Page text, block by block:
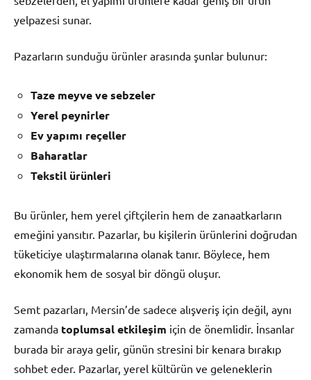
yelpazesi sunar.
Pazarların sunduğu ürünler arasında şunlar bulunur:
Taze meyve ve sebzeler
Yerel peynirler
Ev yapımı reçeller
Baharatlar
Tekstil ürünleri
Bu ürünler, hem yerel çiftçilerin hem de zanaatkarların
emeğini yansıtır. Pazarlar, bu kişilerin ürünlerini doğrudan
tüketiciye ulaştırmalarına olanak tanır. Böylece, hem
ekonomik hem de sosyal bir döngü oluşur.
Semt pazarları, Mersin’de sadece alışveriş için değil, aynı
zamanda toplumsal etkileşim için de önemlidir. İnsanlar
burada bir araya gelir, günün stresini bir kenara bırakıp
sohbet eder. Pazarlar, yerel kültürün ve geleneklerin